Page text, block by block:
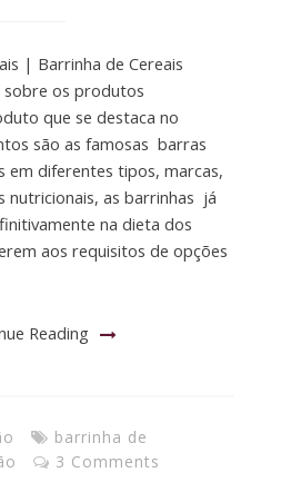
| Barrinha de Cereais
sobre os produtos
que se destaca no
são as famosas barras
em diferentes tipos, marcas,
nutricionais, as barrinhas já
na dieta dos
aos requisitos de opções
Reading
barrinha de
3 Comments